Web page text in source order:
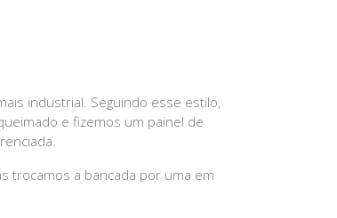
industrial. Seguindo esse estilo,
e fizemos um painel de
trocamos a bancada por uma em